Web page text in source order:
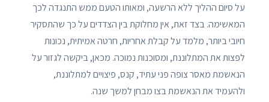
על סיום ההליך ללא הרשעה, ומאותו הטעם ממש התנגדה לכך
המאשימה. בצד זאת, אין מחלוקת בין הצדדים על כך שהתסקיר
חיובי ביותר, מלמד על קבלת אחריות, חרטה אמיתית, נכונות
לפצות את המתלוננת, ומסוכנות נמוכה. מכאן, ביקשה לגזור על
הנאשמת מאסר צופה פני עתיד, קנס, פיצויים למתלוננת,
ולהעמיד את הנאשמת בצו מבחן למשך שנה.